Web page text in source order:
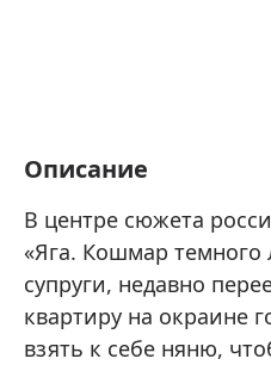
Описание
В центре сюжета
«Яга. Кошмар
супруги, недавно
квартиру на окраине
взять к себе няню,